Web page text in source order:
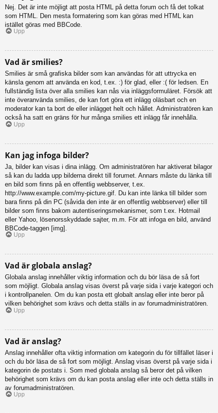
Nej. Det är inte möjligt att posta HTML på detta forum och få det tolkat
som HTML. Den mesta formatering som kan göras med HTML kan
istället göras med BBCode.
Upp
Vad är smilies?
Smilies är små grafiska bilder som kan användas för att uttrycka en
känsla genom att använda en kod, t.ex. :) för glad, eller :( för ledsen. En
fullständig lista över alla smilies kan nås via inläggsformuläret. Försök att
inte överanvända smilies, de kan fort göra ett inlägg oläsbart och en
moderator kan ta bort de eller inlägget helt och hållet. Administratören kan
också ha satt en gräns för hur många smilies ett inlägg får innehålla.
Upp
Kan jag infoga bilder?
Ja, bilder kan visas i dina inlägg. Om administratören har aktiverat bilagor
så kan du ladda upp bilderna direkt till forumet. Annars måste du länka till
en bild som finns på en offentlig webbserver, t.ex.
http://www.example.com/my-picture.gif. Du kan inte länka till bilder som
bara finns på din PC (såvida den inte är en offentlig webbserver) eller till
bilder som finns bakom autentiseringsmekanismer, som t.ex. Hotmail
eller Yahoo, lösenorsskyddade sajter, m.m. För att infoga en bild, använd
BBCode-taggen [img].
Upp
Vad är globala anslag?
Globala anslag innehåller viktig information och du bör läsa de så fort
som möjligt. Globala anslag visas överst på varje sida i varje kategori och
i kontrollpanelen. Om du kan posta ett globalt anslag eller inte beror på
vilken behörighet som krävs och detta ställs in av forumadministratören.
Upp
Vad är anslag?
Anslag innehåller ofta viktig information om kategorin du för tillfället läser i
och du bör läsa de så fort som möjligt. Anslag visas överst på varje sida i
kategorin de postats i. Som med globala anslag så beror det på vilken
behörighet som krävs om du kan posta anslag eller inte och detta ställs in
av forumadministratören.
Upp